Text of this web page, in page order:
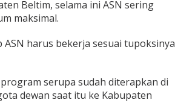
Beltim, selama ini ASN sering
maksimal.
harus bekerja sesuai tupoksinya
serupa sudah diterapkan di
dewan saat itu ke Kabupaten